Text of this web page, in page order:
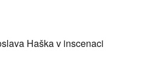
Haška v inscenaci